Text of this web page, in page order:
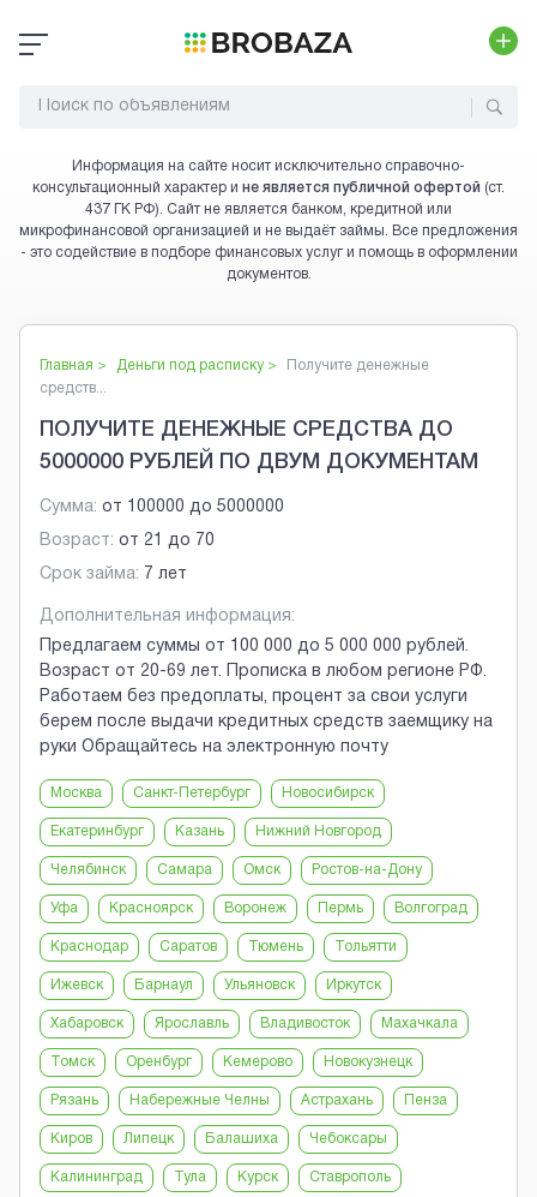
Информация на сайте носит исключительно справочно-
консультационный характер и не является публичной офертой (ст.
437 ГК РФ). Сайт не является банком, кредитной или
микрофинансовой организацией и не выдаёт займы. Все предложения
- это содействие в подборе финансовых услуг и помощь в оформлении
документов.
Главная > Деньги под расписку >
Получите денежные
средств...
ПОЛУЧИТЕ ДЕНЕЖНЫЕ СРЕДСТВА ДО
5000000 РУБЛЕЙ ПО ДВУМ ДОКУМЕНТАМ
Сумма: от 100000 до 5000000
Возраст: от 21 до 70
Срок займа: 7 лет
Дополнительная информация:
Предлагаем суммы от 100 000 до 5 000 000 рублей.
Возраст от 20-69 лет. Прописка в любом регионе РФ.
Работаем без предоплаты, процент за свои услуги
берем после выдачи кредитных средств заемщику на
руки Обращайтесь на электронную почту
Москва Санкт-Петербург Новосибирск
Екатеринбург Казань Нижний Новгород
Челябинск Самара Омск Ростов-на-Дону
Уфа Красноярск Воронеж Пермь Волгоград
Краснодар Саратов Тюмень Тольятти
Ижевск Барнаул Ульяновск Иркутск
Хабаровск Ярославль Владивосток Махачкала
Томск Оренбург Кемерово Новокузнецк
Рязань Набережные Челны Астрахань Пенза
Киров Липецк Балашиха Чебоксары
Калининград Тула Курск Ставрополь